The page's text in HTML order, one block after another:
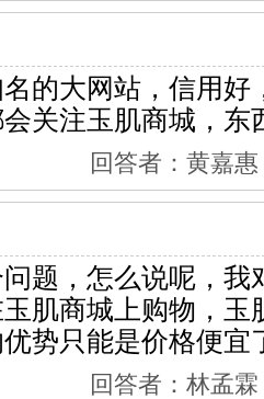
的大网站，信用好
关注玉肌商城，东
回答者：黄嘉
题，怎么说呢，我
肌商城上购物，玉
势只能是价格便宜
回答者：林孟